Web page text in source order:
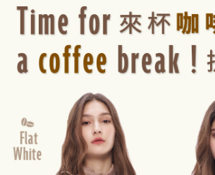
M Plus AW 形象 與時間共存
每週新品
上身系列